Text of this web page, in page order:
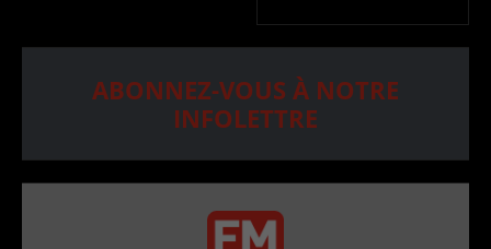
ABONNEZ-VOUS À NOTRE
INFOLETTRE